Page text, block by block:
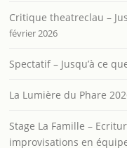
Critique theatreclau –
février 2026
Spectatif – Jusqu’à ce
La Lumière du Phare
Stage La Famille –
improvisations en